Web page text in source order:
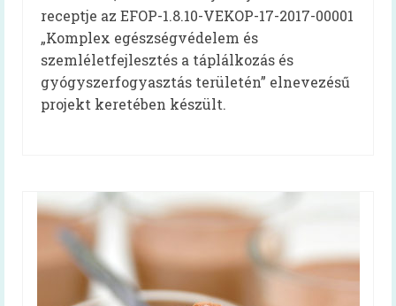
Felhasználói kézikönyv
Gyakran ismételt kérdések
Intézménytípusonkénti hatályos rendeleti
Élelmezésvezetői továbbképzés
Közétkeztetési felmérések
Iskolai táplálkozás-egészségügyi
környezetfelmérés
receptje az EFOP-1.8.10-VEKOP-17-2017-00001
„Komplex egészségvédelem és
szemléletfejlesztés a táplálkozás és
gyógyszerfogyasztás területén” elnevezésű
projekt keretében készült.